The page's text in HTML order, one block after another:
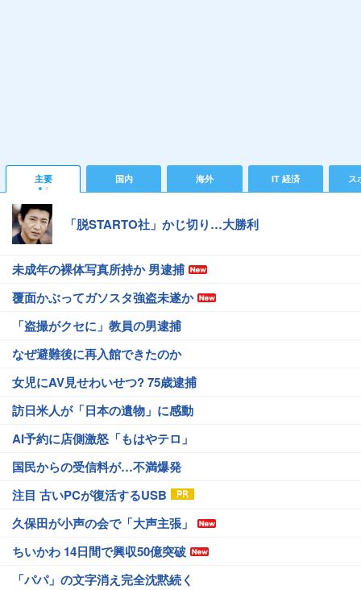
主要 国内 海外 IT 経済 ス
「脱STARTO社」かじ切り…大勝利
未成年の裸体写真所持か 男逮捕
覆面かぶってガソスタ強盗未遂か
「盗撮がクセに」教員の男逮捕
なぜ避難後に再入館できたのか
女児にAV見せわいせつ? 75歳逮捕
訪日米人が「日本の遺物」に感動
AI予約に店側激怒「もはやテロ」
国民からの受信料が…不満爆発
注目 古いPCが復活するUSB
久保田が小声の会で「大声主張」
ちいかわ 14日間で興収50億突破
「パパ」の文字消え完全沈黙続く